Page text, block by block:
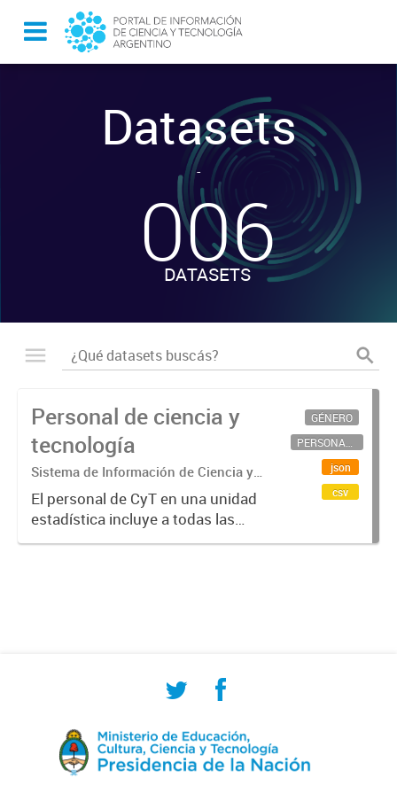
Datasets
-
006
DATASETS
Personal de ciencia y
tecnología
Sistema de Información de Ciencia y
Tecnología Argentino (SICYTAR)
El personal de CyT en una unidad
estadística incluye a todas las
personas involucradas
GÉNERO
PERSONAL CIENTÍFICO-TECNOLÓGICO
json
csv